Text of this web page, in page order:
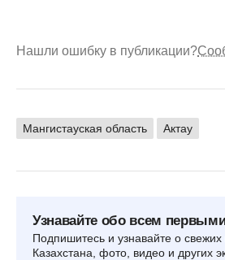
Нашли ошибку в публикации?
Мангистауская область Актау
Узнавайте обо всем
Подпишитесь и узнавайте о свежих
Казахстана, фото, видео и других